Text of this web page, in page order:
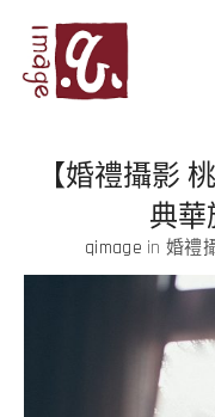
【婚禮攝影
典
qimage in婚禮